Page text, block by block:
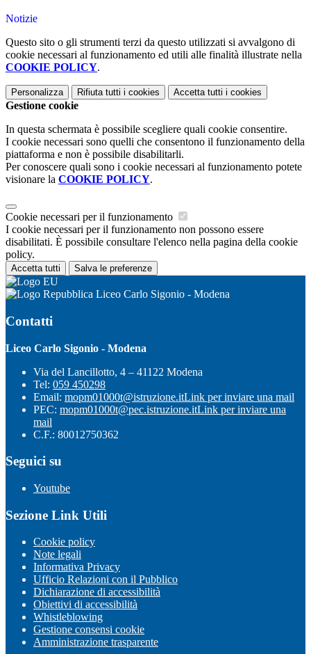
Notizie
Questo sito o gli strumenti terzi da questo utilizzati si avvalgono di
cookie necessari al funzionamento ed utili alle finalità illustrate nella
COOKIE POLICY.
Personalizza Rifiuta tutti i cookies Accetta tutti i cookies
Gestione cookie
In questa schermata è possibile scegliere quali cookie consentire.
I cookie necessari sono quelli che consentono il funzionamento della
piattaforma e non è possibile disabilitarli.
Per conoscere quali sono i cookie necessari al funzionamento potete
visionare la COOKIE POLICY.
Cookie necessari per il funzionamento
I cookie necessari per il funzionamento non possono essere
disabilitati. È possibile consultare l'elenco nella pagina della cookie
policy.
Accetta tutti Salva le preferenze
Liceo Carlo Sigonio - Modena
Contatti
Liceo Carlo Sigonio - Modena
Via del Lancillotto, 4 – 41122 Modena
Tel: 059 450298
Email: mopm01000t@istruzione.itLink per inviare una mail
PEC: mopm01000t@pec.istruzione.itLink per inviare una
mail
C.F.: 80012750362
Seguici su
Youtube
Sezione Link Utili
Cookie policy
Note legali
Informativa Privacy
Ufficio Relazioni con il Pubblico
Dichiarazione di accessibilità
Obiettivi di accessibilità
Whistleblowing
Gestione consensi cookie
Amministrazione trasparente